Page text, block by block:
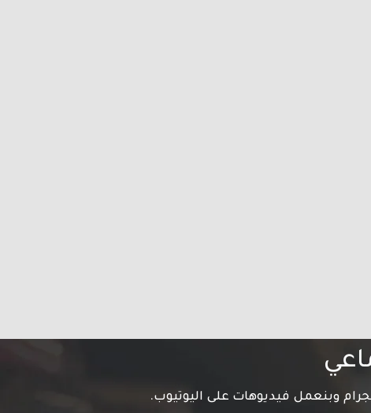
وبنعمل فيديوهات على اليوتيوب.